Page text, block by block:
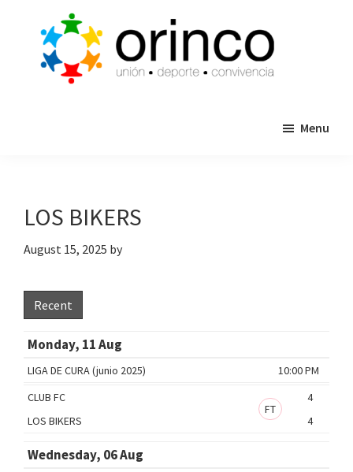
primary
de
Bateo
Eventos
Menu
LOS BIKERS
August 15, 2025 by
Recent
Monday, 11 Aug
10:00 PM
LIGA DE CURA (junio 2025)
CLUB FC
4
FT
LOS BIKERS
4
Wednesday, 06 Aug